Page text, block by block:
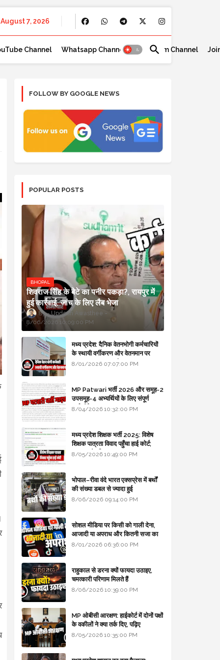
August 7, 2026
Channel Whatsapp Channel Telegram Channel
FOLLOW BY GOOGLE NEWS
POPULAR POSTS
BHOPAL
शिवराज सिंह के बेटे का पनीर पकड़ा?, रायपुर में
हुई कार्रवाई, जांच के लिए लैब भेजा
Updesh Awasthee
8/06/2026 10:09:00 PM
मध्य प्रदेश: दैनिक वेतनभोगी कर्मचारियों
के स्थायी वर्गीकरण और वेतनमान पर
सरकार का बड़ा स्पष्टीकरण
8/01/2026 07:07:00 PM
MP Patwari भर्ती 2026 और समूह-2
उपसमूह-4 अभ्यर्थियों के लिए संपूर्ण
मार्गदर्शिका
8/04/2026 10:32:00 PM
मध्य प्रदेश शिक्षक भर्ती 2025: विशेष
शिक्षक पात्रता विवाद पहुँचा हाई कोर्ट;
सरकार से माँगा जवाब
8/05/2026 10:49:00 PM
भोपाल–रीवा वंदे भारत एक्सप्रेस में बर्थों
की संख्या डबल से ज्यादा हुई
8/06/2026 09:14:00 PM
सोशल मीडिया पर किसी को गाली देना,
आजादी या अपराध और कितनी सजा का
प्रावधान - free legal advice
8/01/2026 06:36:00 PM
राहुकाल से डरना क्यों फायदा उठाइए,
चमत्कारी परिणाम मिलते हैं
8/06/2026 10:39:00 PM
MP ओबीसी आरक्षण: हाईकोर्ट में दोनों पक्षों
के वकीलों ने क्या तर्क दिए, पढ़िए
8/05/2026 10:35:00 PM